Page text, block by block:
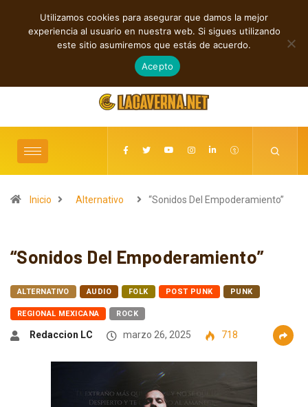
TENDENCIAS
Indie, rap y pop: cuatro lanzamientos independientes destacados
agosto 7, 2026
Inicio Alternativo “Sonidos Del Empoderamiento”
“Sonidos Del Empoderamiento”
ALTERNATIVO AUDIO FOLK POST PUNK PUNK
REGIONAL MEXICANA ROCK
Redaccion LC marzo 26, 2025 718
Utilizamos cookies para asegurar que damos la mejor
experiencia al usuario en nuestra web. Si sigues utilizando
este sitio asumiremos que estás de acuerdo.
Acepto